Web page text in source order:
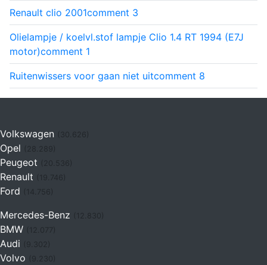
Renault clio 2001comment 3
Olielampje / koelvl.stof lampje Clio 1.4 RT 1994 (E7J
motor)comment 1
Ruitenwissers voor gaan niet uitcomment 8
Volkswagen (30.626)
Opel
Peugeot (20.536)
Renault (19.746)
Ford (14.756)
Mercedes-Benz
BMW
Audi
Volvo